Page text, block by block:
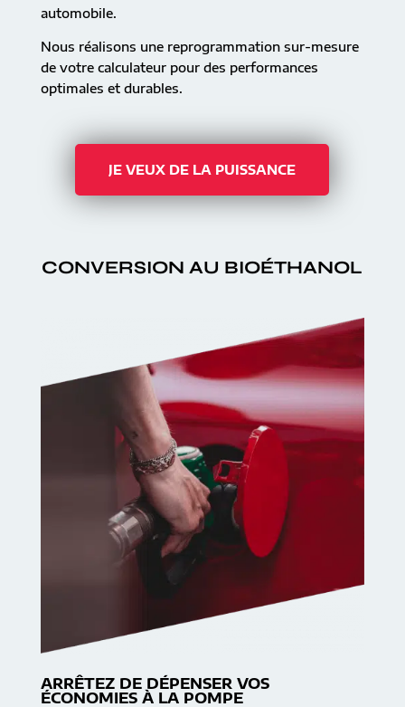
automobile.
Nous réalisons une reprogrammation sur-mesure
de votre calculateur pour des performances
optimales et durables.
JE VEUX DE LA PUISSANCE
CONVERSION AU BIOÉTHANOL
ARRÊTEZ DE DÉPENSER VOS
ÉCONOMIES À LA POMPE